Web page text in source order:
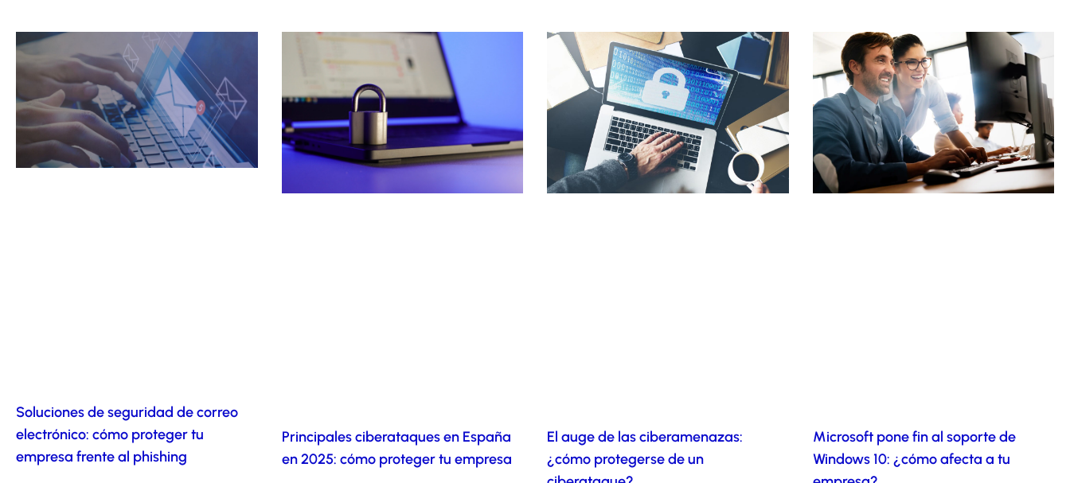
Soluciones de seguridad de correo
electrónico: cómo proteger tu
empresa frente al phishing
Principales ciberataques en España
en 2025: cómo proteger tu empresa
El auge de las ciberamenazas:
¿cómo protegerse de un
Microsoft pone fin al soporte de
Windows 10: ¿cómo afecta a tu